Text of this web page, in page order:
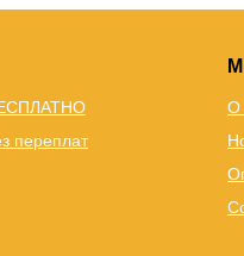
переплат
О